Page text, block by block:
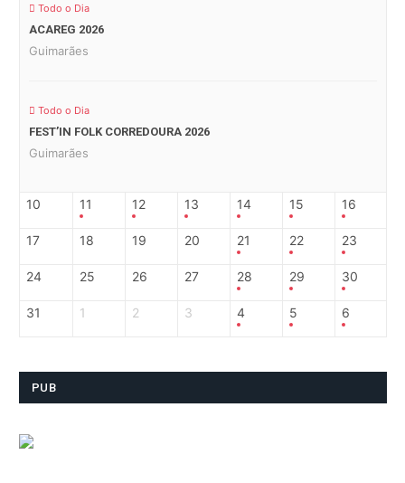
Todo o Dia
ACAREG 2026
Guimarães
Todo o Dia
FEST’IN FOLK CORREDOURA 2026
Guimarães
10 11 12 13 14 15 16
17 18 19 20 21 22 23
24 25 26 27 28 29 30
31 1 2 3 4 5 6
PUB